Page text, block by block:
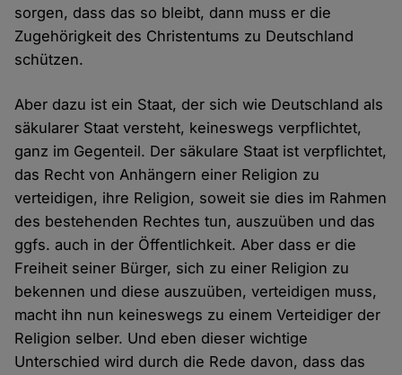
sorgen, dass das so bleibt, dann muss er die
Zugehörigkeit des Christentums zu Deutschland
schützen.
Aber dazu ist ein Staat, der sich wie Deutschland als
säkularer Staat versteht, keineswegs verpflichtet,
ganz im Gegenteil. Der säkulare Staat ist verpflichtet,
das Recht von Anhängern einer Religion zu
verteidigen, ihre Religion, soweit sie dies im Rahmen
des bestehenden Rechtes tun, auszuüben und das
ggfs. auch in der Öffentlichkeit. Aber dass er die
Freiheit seiner Bürger, sich zu einer Religion zu
bekennen und diese auszuüben, verteidigen muss,
macht ihn nun keineswegs zu einem Verteidiger der
Religion selber. Und eben dieser wichtige
Unterschied wird durch die Rede davon, dass das